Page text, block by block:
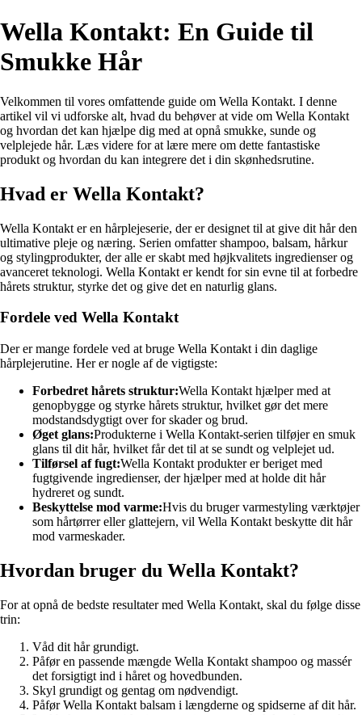
Wella Kontakt: En Guide til
Smukke Hår
Velkommen til vores omfattende guide om Wella Kontakt. I denne
artikel vil vi udforske alt, hvad du behøver at vide om Wella Kontakt
og hvordan det kan hjælpe dig med at opnå smukke, sunde og
velplejede hår. Læs videre for at lære mere om dette fantastiske
produkt og hvordan du kan integrere det i din skønhedsrutine.
Hvad er Wella Kontakt?
Wella Kontakt er en hårplejeserie, der er designet til at give dit hår den
ultimative pleje og næring. Serien omfatter shampoo, balsam, hårkur
og stylingprodukter, der alle er skabt med højkvalitets ingredienser og
avanceret teknologi. Wella Kontakt er kendt for sin evne til at forbedre
hårets struktur, styrke det og give det en naturlig glans.
Fordele ved Wella Kontakt
Der er mange fordele ved at bruge Wella Kontakt i din daglige
hårplejerutine. Her er nogle af de vigtigste:
Forbedret hårets struktur:Wella Kontakt hjælper med at
genopbygge og styrke hårets struktur, hvilket gør det mere
modstandsdygtigt over for skader og brud.
Øget glans:Produkterne i Wella Kontakt-serien tilføjer en smuk
glans til dit hår, hvilket får det til at se sundt og velplejet ud.
Tilførsel af fugt:Wella Kontakt produkter er beriget med
fugtgivende ingredienser, der hjælper med at holde dit hår
hydreret og sundt.
Beskyttelse mod varme:Hvis du bruger varmestyling værktøjer
som hårtørrer eller glattejern, vil Wella Kontakt beskytte dit hår
mod varmeskader.
Hvordan bruger du Wella Kontakt?
For at opnå de bedste resultater med Wella Kontakt, skal du følge disse
trin:
Våd dit hår grundigt.
Påfør en passende mængde Wella Kontakt shampoo og massér
det forsigtigt ind i håret og hovedbunden.
Skyl grundigt og gentag om nødvendigt.
Påfør Wella Kontakt balsam i længderne og spidserne af dit hår.